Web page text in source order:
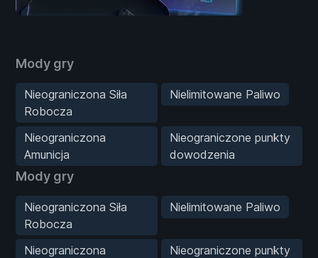
Mody gry
Nieograniczona Siła
Robocza
Nielimitowane Paliwo
Nieograniczona
Amunicja
Nieograniczone punkty
dowodzenia
Mody gry
Nieograniczona Siła
Robocza
Nielimitowane Paliwo
Nieograniczona
Nieograniczone punkty